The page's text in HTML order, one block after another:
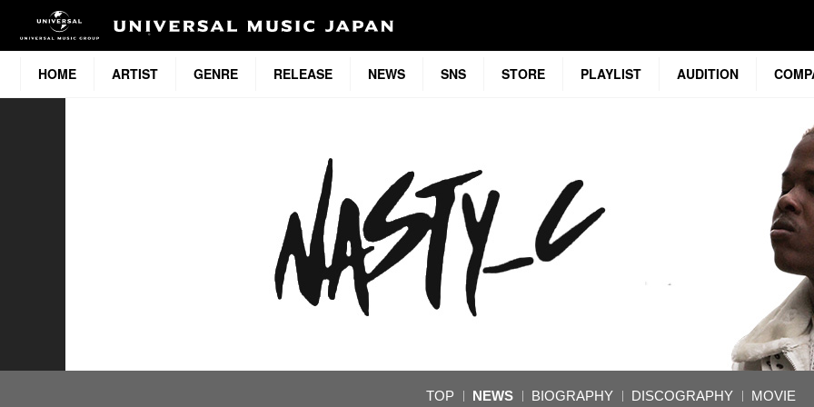
HOME ARTIST GENRE RELEASE NEWS SNS STORE PLAYLIST AUDITION
TOP NEWS BIOGRAPHY DISCOGRAPHY MOVIE